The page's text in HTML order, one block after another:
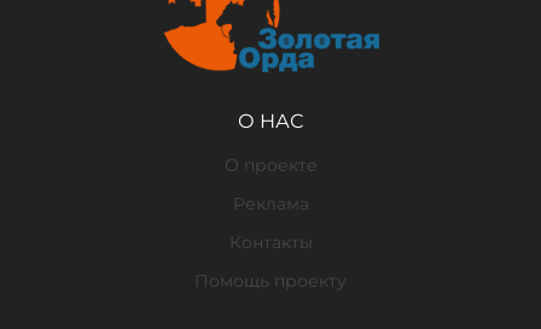
О НАС
О проекте
Реклама
Контакты
Помощь проекту